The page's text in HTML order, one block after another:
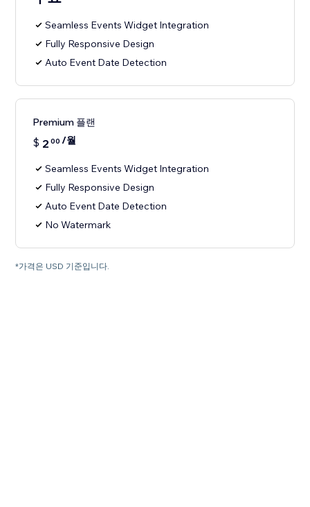
Seamless Events Widget Integration
Fully Responsive Design
Auto Event Date Detection
Premium 플랜
$ 2 00 /월
Seamless Events Widget Integration
Fully Responsive Design
Auto Event Date Detection
No Watermark
*가격은 USD 기준입니다.